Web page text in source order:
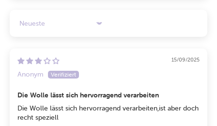
Sort by
15/09/2025
Anonym
Die Wolle lässt sich hervorragend verarbeiten
Die Wolle lässt sich hervorragend verarbeiten,ist aber doch
recht speziell